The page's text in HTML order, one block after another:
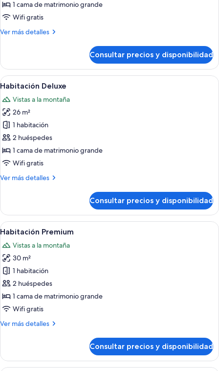
1 cama de matrimonio grande
Wifi gratis
Ver más detalles
Más
Deluxe
Consultar precios y disponibilidad
Abrir
todas
las
fotos
de
Habitación
Deluxe
Un baño moderno con ducha, un
5
Habitación Deluxe
Vistas a la montaña
26 m²
1 habitación
2 huéspedes
1 cama de matrimonio grande
Wifi gratis
Ver más detalles
Más
Deluxe
Consultar precios y disponibilidad
Abrir
todas
las
fotos
de
Habitación
Premium
Un dormitorio con cama, televisión,
6
Habitación Premium
Vistas a la montaña
30 m²
1 habitación
2 huéspedes
1 cama de matrimonio grande
Wifi gratis
Ver más detalles
Más
Premium
Consultar precios y disponibilidad